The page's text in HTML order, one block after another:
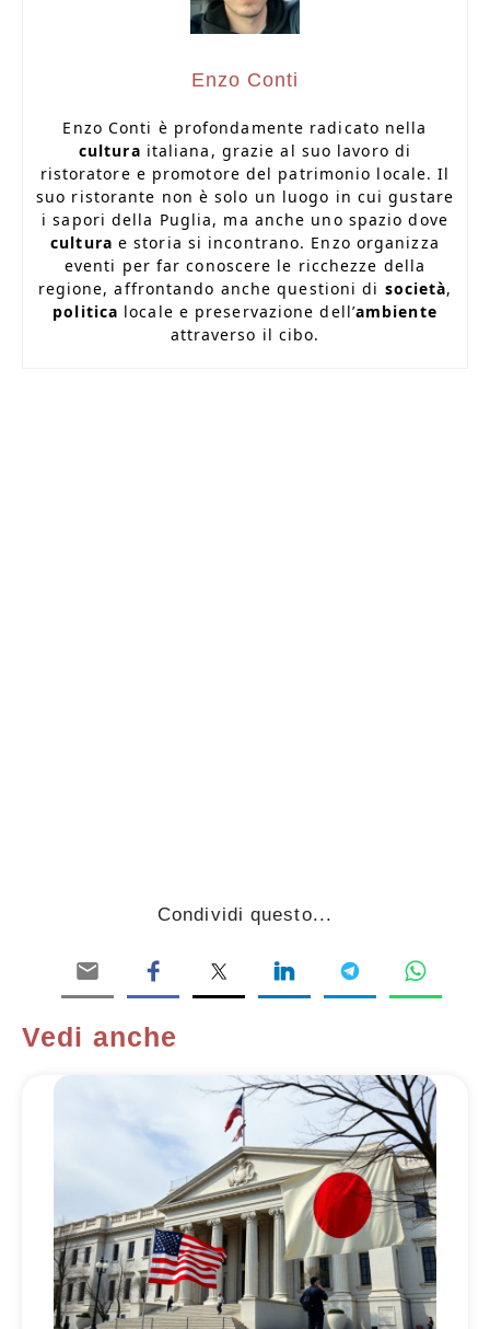
Enzo Conti
Enzo Conti è profondamente radicato nella
cultura italiana, grazie al suo lavoro di
ristoratore e promotore del patrimonio locale. Il
suo ristorante non è solo un luogo in cui gustare
i sapori della Puglia, ma anche uno spazio dove
cultura e storia si incontrano. Enzo organizza
eventi per far conoscere le ricchezze della
regione, affrontando anche questioni di società,
politica locale e preservazione dell’ambiente
attraverso il cibo.
Condividi questo...
Vedi anche